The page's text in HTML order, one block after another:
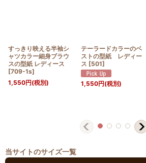
すっきり映える半袖シ
ャツカラー細身ブラウ
スの型紙 レディース
[709-1s]
1,550円(税別)
テーラードカラーのベ
ストの型紙 レディー
ス [501]
1,550円(税別)
当サイトのサイズ一覧